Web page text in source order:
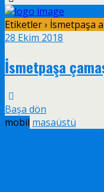
Etiketler › İsmetpaşa
28 Ekim 2018
İsmetpaşa
Başa dön
mobil masaüstü